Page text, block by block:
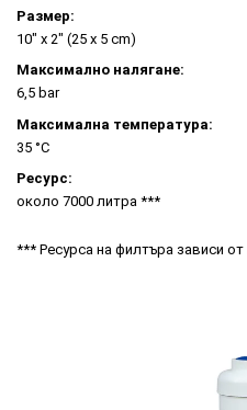
Размер:
10" x 2" (25 x 5 cm)
Максимално налягане:
6,5 bar
Максимална температура:
35 °C
Ресурс:
около 7000 литра ***
*** Ресурса на филтъра зависи